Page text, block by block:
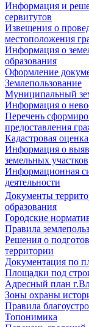
Информация и
сервитутов
Извещения о
местоположения
Информация о
образования
Оформление
Землепользование
Муниципальный
Информация о
Перечень
предоставления
Кадастровая
Информация о
земельных участков
Информационная
деятельности
Документы
образования
Городские
Правила
Решения о
территории
Документация по
Площадки под
Адресный план
Зоны охраны
Правила
Топонимика